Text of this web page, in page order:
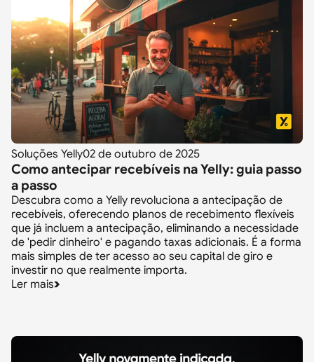
Soluções Yelly02 de outubro de 2025
Como antecipar recebíveis na Yelly: guia passo
a passo
Descubra como a Yelly revoluciona a antecipação de
recebíveis, oferecendo planos de recebimento flexíveis
que já incluem a antecipação, eliminando a necessidade
de 'pedir dinheiro' e pagando taxas adicionais. É a forma
mais simples de ter acesso ao seu capital de giro e
investir no que realmente importa.
Ler mais